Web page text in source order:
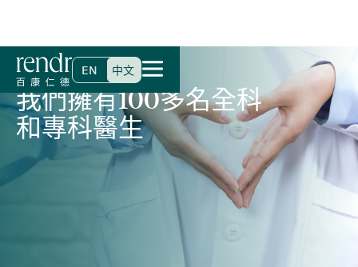
EN 中文
首頁>專科及服務>兒童及青少年專科
我們擁有100多名全科
和專科醫生